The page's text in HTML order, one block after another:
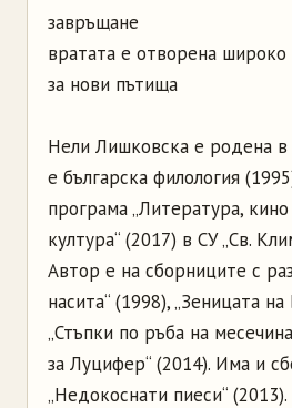
завръщане
вратата е отворена широко
за нови пътища
Нели Лишковска е родена в
е българска филология
програма „Литература,
култура“ (2017) в СУ „Св.
Автор е на сборниците с
насита“ (1998), „Зеницата на
„Стъпки по ръба на
за Луцифер“ (2014). Има и
„Недокоснати пиеси“